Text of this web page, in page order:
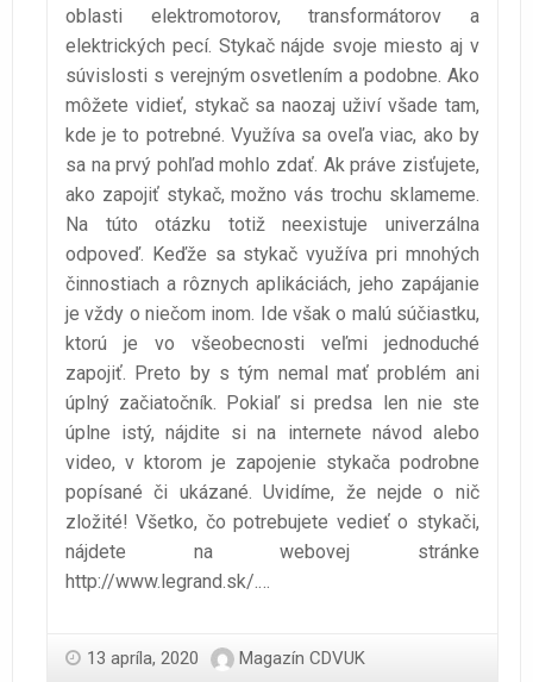
oblasti elektromotorov, transformátorov a
elektrických pecí. Stykač nájde svoje miesto aj v
súvislosti s verejným osvetlením a podobne. Ako
môžete vidieť, stykač sa naozaj uživí všade tam,
kde je to potrebné. Využíva sa oveľa viac, ako by
sa na prvý pohľad mohlo zdať. Ak práve zisťujete,
ako zapojiť stykač, možno vás trochu sklameme.
Na túto otázku totiž neexistuje univerzálna
odpoveď. Keďže sa stykač využíva pri mnohých
činnostiach a rôznych aplikáciách, jeho zapájanie
je vždy o niečom inom. Ide však o malú súčiastku,
ktorú je vo všeobecnosti veľmi jednoduché
zapojiť. Preto by s tým nemal mať problém ani
úplný začiatočník. Pokiaľ si predsa len nie ste
úplne istý, nájdite si na internete návod alebo
video, v ktorom je zapojenie stykača podrobne
popísané či ukázané. Uvidíme, že nejde o nič
zložité!Všetko, čo potrebujete vedieť o stykači,
nájdete na webovej stránke
http://www.legrand.sk/.…
13 apríla, 2020 Magazín CDVUK